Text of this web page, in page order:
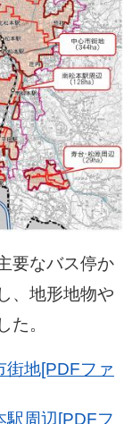
要なバス停か
、地形地物や
た。
街地[PDFファ
駅周辺[PDFフ